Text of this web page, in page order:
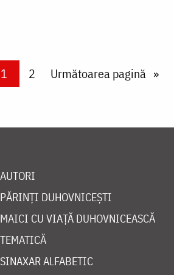
Current page
1 Page
2 Next page
Următoarea pagină
AUTORI
PĂRINȚI DUHOVNICEȘTI
MAICI CU VIAȚĂ DUHOVNICEASCĂ
TEMATICĂ
SINAXAR ALFABETIC